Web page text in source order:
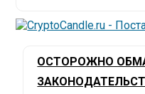
ОСТОРОЖНО